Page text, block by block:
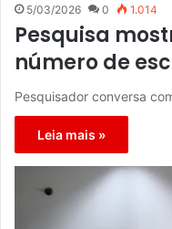
5/03/2026 0 1.014
Pesquisa
número de
Pesquisador conversa
Leia mais »